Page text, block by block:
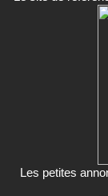
Les petites